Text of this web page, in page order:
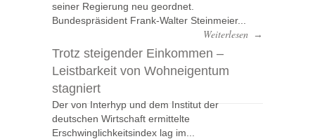
seiner Regierung neu geordnet.
Bundespräsident Frank-Walter Steinmeier...
Weiterlesen →
Trotz steigender Einkommen –
Leistbarkeit von Wohneigentum
stagniert
Der von Interhyp und dem Institut der
deutschen Wirtschaft ermittelte
Erschwinglichkeitsindex lag im...